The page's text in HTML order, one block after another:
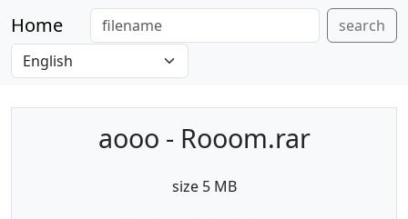
Home search
aooo - Rooom.rar
size 5 MB